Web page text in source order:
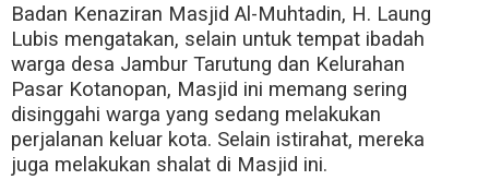
Badan Kenaziran Masjid Al-Muhtadin, H. Laung
Lubis mengatakan, selain untuk tempat ibadah
warga desa Jambur Tarutung dan Kelurahan
Pasar Kotanopan, Masjid ini memang sering
disinggahi warga yang sedang melakukan
perjalanan keluar kota. Selain istirahat, mereka
juga melakukan shalat di Masjid ini.